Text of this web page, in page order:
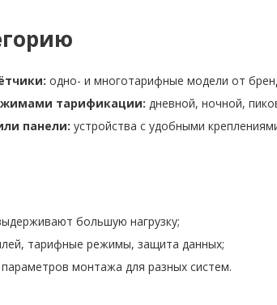
одно- и многотарифные модели от
тарификации: дневной, ночной,
панели: устройства с удобными
большую нагрузку;
тарифные режимы, защита данных;
монтажа для разных систем.